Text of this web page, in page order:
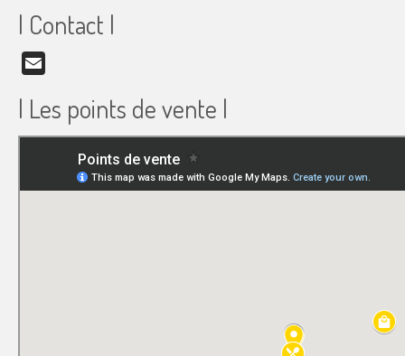
| Contact |
| Les points de vente |